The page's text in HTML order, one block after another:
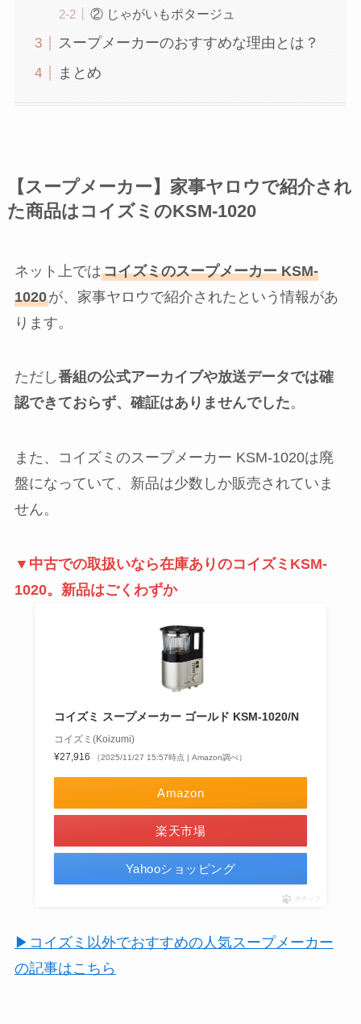
② じゃがいもポタージュ
スープメーカーのおすすめな理由とは？
まとめ
【スープメーカー】家事ヤロウで紹介され
た商品はコイズミのKSM-1020
ネット上ではコイズミのスープメーカー KSM-
1020が、家事ヤロウで紹介されたという情報があ
ります。
ただし番組の公式アーカイブや放送データでは確
認できておらず、確証はありませんでした。
また、コイズミのスープメーカー KSM-1020は廃
盤になっていて、新品は少数しか販売されていま
せん。
▼中古での取扱いなら在庫ありのコイズミKSM-
1020。新品はごくわずか
コイズミ スープメーカー ゴールド KSM-1020/N
コイズミ(Koizumi)
¥27,916
（2025/11/27 15:57時点 | Amazon調べ）
Amazon
楽天市場
Yahooショッピング
ポチップ
▶コイズミ以外でおすすめの人気スープメーカー
の記事はこちら